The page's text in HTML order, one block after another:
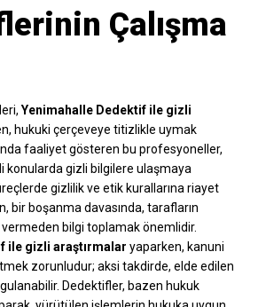
Çalışma
Yenimahalle Dedektif ile gizli
hukuki çerçeveye titizlikle uymak
faaliyet gösteren bu profesyoneller,
konularda gizli bilgilere ulaşmaya
gizlilik ve etik kurallarına riayet
bir boşanma davasında, tarafların
bilgi toplamak önemlidir.
ile gizli araştırmalar yaparken, kanuni
zorunludur; aksi takdirde, elde edilen
Dedektifler, bazen hukuk